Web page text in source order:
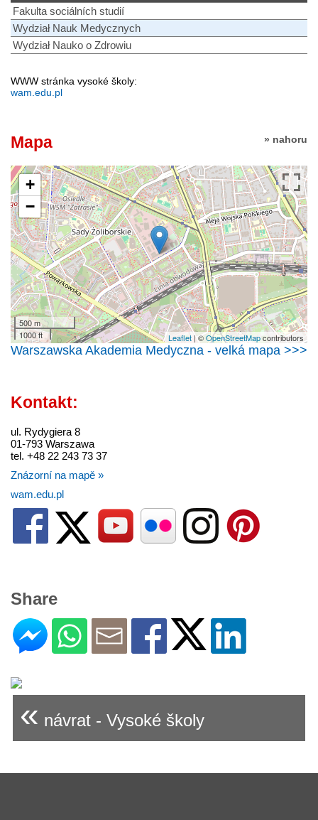
Fakulta sociálních studií
Wydział Nauk Medycznych
Wydział Nauko o Zdrowiu
WWW stránka vysoké školy:
wam.edu.pl
» nahoru
Mapa
+
−
500 m
1000 ft
Leaflet | ©OpenStreetMapcontributors
Warszawska Akademia Medyczna - velká mapa >>>
Kontakt:
ul. Rydygiera 8
01-793 Warszawa
tel. +48 22 243 73 37
Znázorní na mapě »
wam.edu.pl
Share
« návrat - Vysoké školy